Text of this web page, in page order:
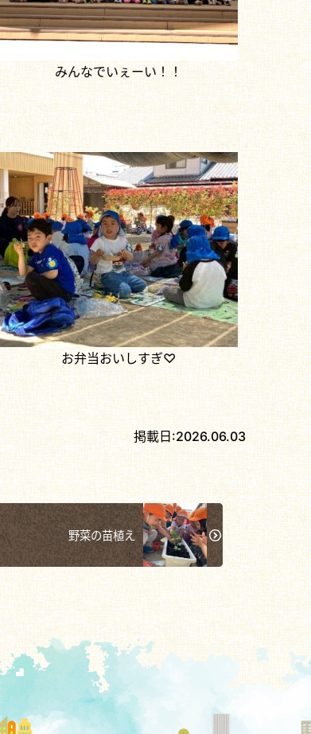
みんなでいぇーい！！
お弁当おいしすぎ♡
掲載日:2026.06.03
野菜の苗植え